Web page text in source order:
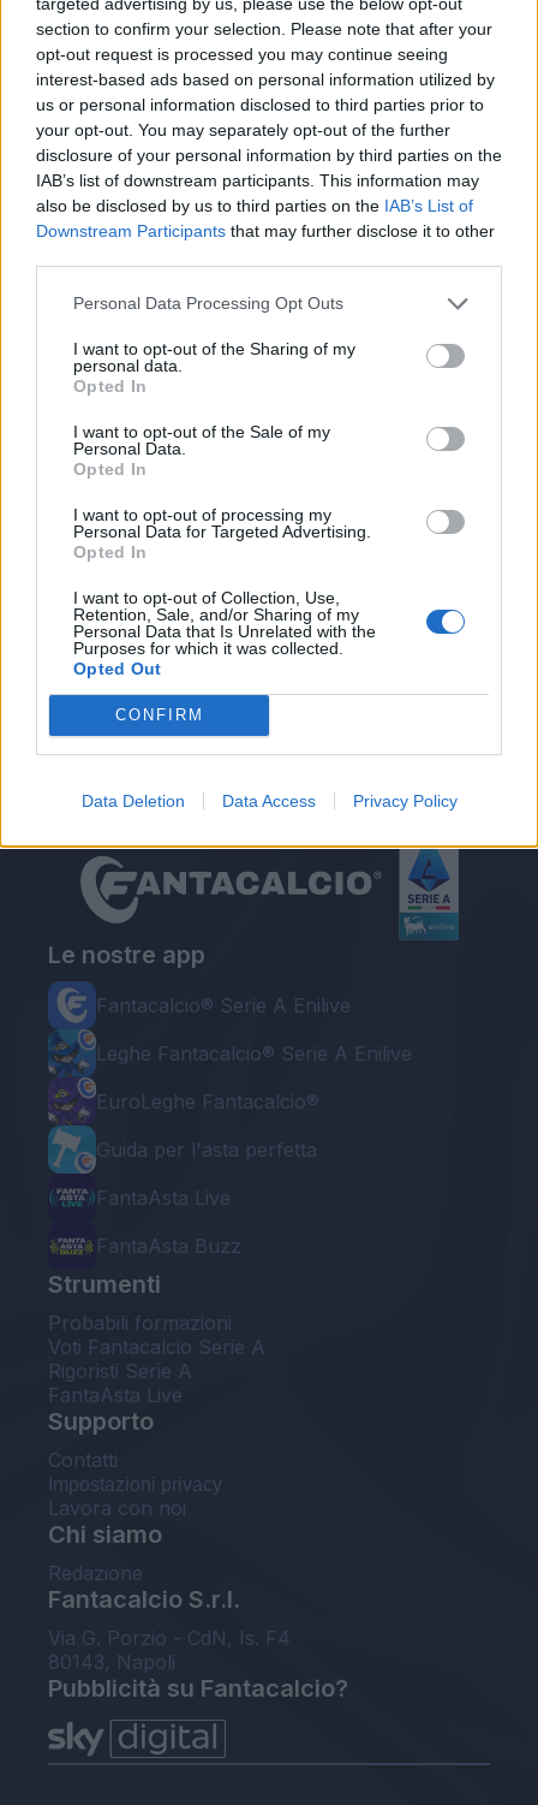
section to confirm your selection. Please note that after your
opt-out request is processed you may continue seeing
interest-based ads based on personal information utilized by
us or personal information disclosed to third parties prior to
your opt-out. You may separately opt-out of the further
disclosure of your personal information by third parties on the
IAB’s list of downstream participants. This information may
also be disclosed by us to third parties on the IAB’s List of
Downstream Participants that may further disclose it to other
Personal Data Processing Opt Outs
I want to opt-out of the Sharing of my
personal data.
Opted In
I want to opt-out of the Sale of my
Personal Data.
Opted In
I want to opt-out of processing my
Personal Data for Targeted Advertising.
Opted In
I want to opt-out of Collection, Use,
Retention, Sale, and/or Sharing of my
Personal Data that Is Unrelated with the
Purposes for which it was collected.
Opted Out
CONFIRM
Data Deletion Data Access Privacy Policy
partita, l'attaccante argentino ha svelato:"Ha
deciso Allegri. Doveva andare Pogba ma il
mister ha voluto così. Siamo tutti uniti ". Una
scelta arrivata dalla panchina, dunque, con lo
stesso mister che, indirettamente, ha
confermato la versione del suo giocatore. "Ho
pensato fosse meglio così. L'anno scorso
c'erano Tevez e Vidal come rigoristi, adesso ci
decido io, Dybala era quello giusto per questa
partita". Quale sarà quello giusto per la
prossima?
Autore
Redazione Fantacalcio.it
Le nostre app
Fantacalcio® Serie A Enilive
Leghe Fantacalcio® Serie A Enilive
EuroLeghe Fantacalcio®
Guida per l'asta perfetta
FantaAsta Live
FantaAsta Buzz
Strumenti
Probabili formazioni
Voti Fantacalcio Serie A
Rigoristi Serie A
FantaAsta Live
Supporto
Contatti
Impostazioni privacy
Lavora con noi
Chi siamo
Redazione
Fantacalcio S.r.l.
Via G. Porzio - CdN, Is. F4
80143, Napoli
Pubblicità su Fantacalcio?